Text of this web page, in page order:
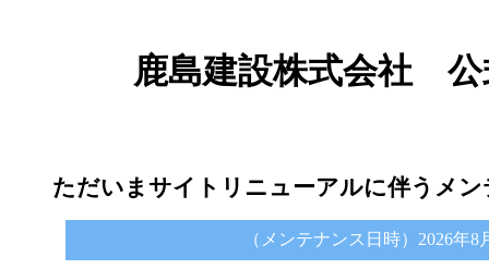
鹿島建設株式会社
ただいまサイトリニューアルに伴うメ
（メンテナンス日時）2026年8